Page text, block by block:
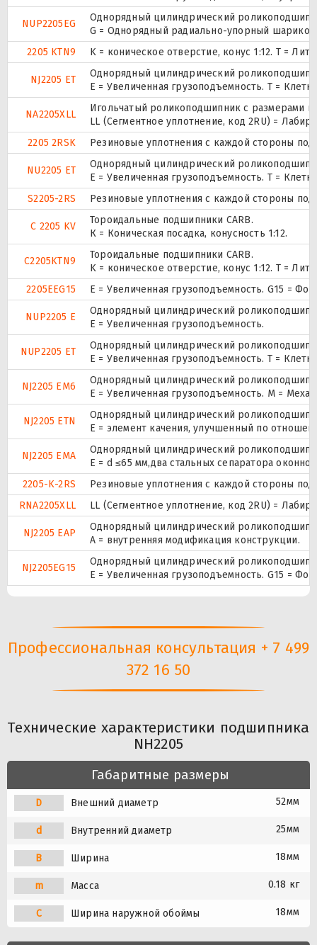
NUP2205EG
Однорядный цилиндрический
G = Однорядный радиально-упорный
2205 KTN9
K = коническое отверстие, конус 1:12. T =
NJ2205 ET
Однорядный цилиндрический
E = Увеличенная грузоподъемность. T =
NA2205XLL
Игольчатый роликоподшипник с размерами
LL (Сегментное уплотнение, код 2RU) =
2205 2RSK
Резиновые уплотнения с каждой стороны
NU2205 ET
Однорядный цилиндрический
E = Увеличенная грузоподъемность. T =
S2205-2RS
Резиновые уплотнения с каждой стороны
C 2205 KV
Тороидальные подшипники CARB.
К = Коническая посадка, конусность 1:12.
C2205KTN9
Тороидальные подшипники CARB.
K = коническое отверстие, конус 1:12. T =
2205EEG15
E = Увеличенная грузоподъемность. G15 =
NUP2205 E
Однорядный цилиндрический
Е = Увеличенная грузоподъемность.
NUP2205 ET
Однорядный цилиндрический
E = Увеличенная грузоподъемность. T =
NJ2205 EM6
Однорядный цилиндрический
E = Увеличенная грузоподъемность. М =
NJ2205 ETN
Однорядный цилиндрический
E = элемент качения, улучшенный по
NJ2205 EMA
Однорядный цилиндрический
E = d ≤65 мм,два стальных сепаратора
2205-K-2RS
Резиновые уплотнения с каждой стороны
RNA2205XLL
LL (Сегментное уплотнение, код 2RU) =
NJ2205 EAP
Однорядный цилиндрический
A = внутренняя модификация конструкции.
NJ2205EG15
Однорядный цилиндрический
E = Увеличенная грузоподъемность. G15 =
Профессиональная консультация + 7 499
372 16 50
Технические характеристики подшипника
NH2205
Габаритные размеры
D Внешний диаметр 52мм
d Внутренний диаметр 25мм
B Ширина 18мм
m Масса 0.18 кг
C Ширина наружной обоймы 18мм